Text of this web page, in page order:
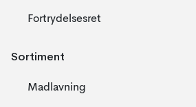
Fortrydelsesret
Sortiment
Madlavning